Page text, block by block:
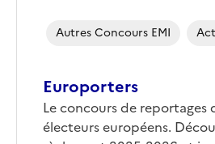
Europorters
Corps
Le concours de reportages
électeurs européens.
Autres Concours EMI